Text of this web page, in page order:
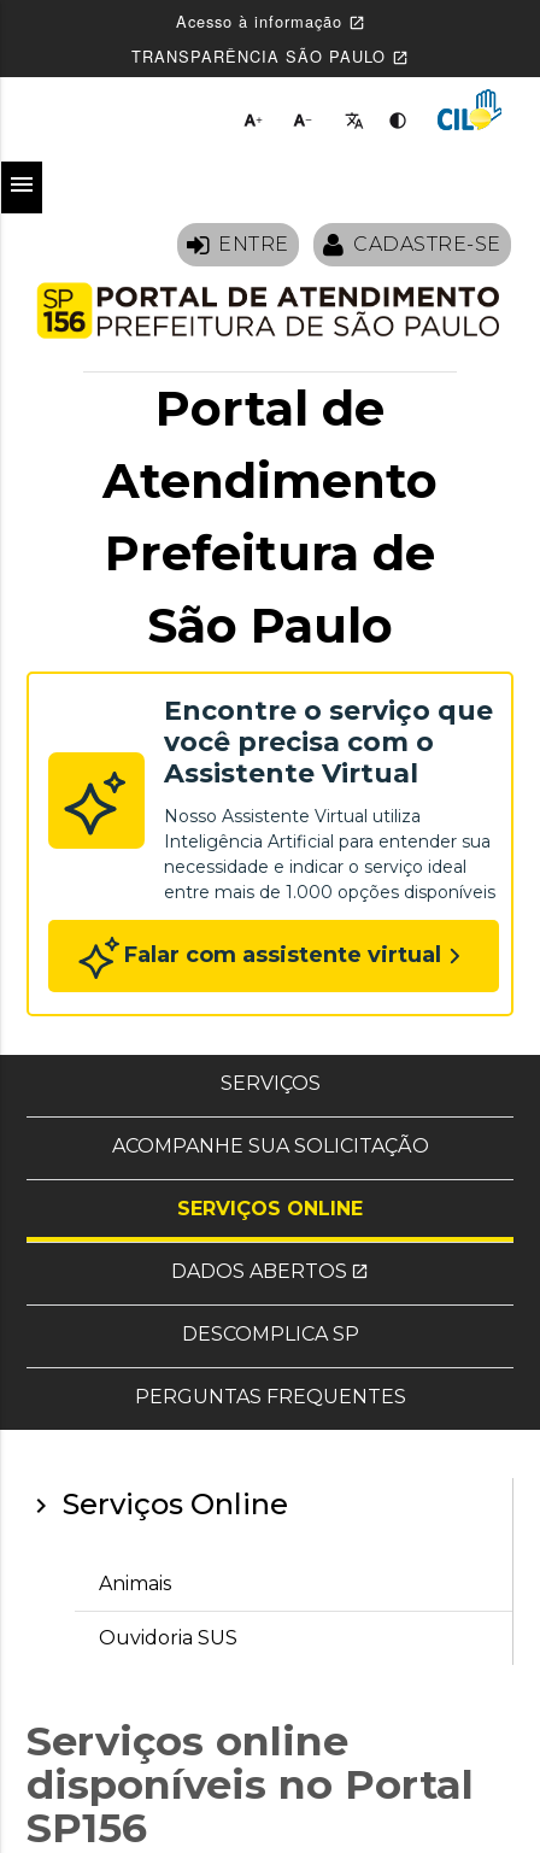
Acesso à informação open_in_new
TRANSPARÊNCIA SÃO PAULO open_in_new
   
menu
ENTRE CADASTRE-SE
Portal de
Atendimento
Prefeitura de
São Paulo
Encontre o serviço que
você precisa com o
Assistente Virtual
Nosso Assistente Virtual utiliza
Inteligência Artificial para entender sua
necessidade e indicar o serviço ideal
entre mais de 1.000 opções disponíveis
Falar com assistente virtual
SERVIÇOS, OS OITO MAIS
ACOMPANHE SUA SOLICITAÇÃO
SERVIÇOS ONLINE
DADOS ABERTOS(SITE EXTERNO)
open_in_new
DESCOMPLICA SP
PERGUNTAS FREQUENTES
chevron_right Serviços Online
Animais
Ouvidoria SUS
Serviços online
disponíveis no Portal
SP156